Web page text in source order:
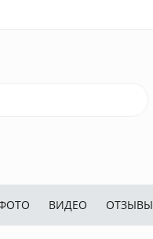
ВИДЕО ОТЗЫВЫ